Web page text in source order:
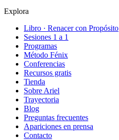
Explora
Libro · Renacer con Propósito
Sesiones 1 a 1
Programas
Método Fénix
Conferencias
Recursos gratis
Tienda
Sobre Ariel
Trayectoria
Blog
Preguntas frecuentes
Apariciones en prensa
Contacto